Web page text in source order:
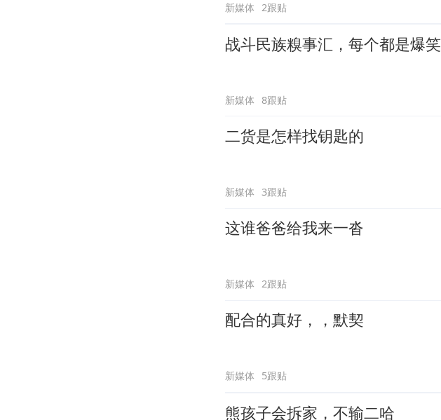
新媒体 2跟贴
战斗民族糗事汇，每个都是爆笑
新媒体 8跟贴
二货是怎样找钥匙的
新媒体 3跟贴
这谁爸爸给我来一沓
新媒体 2跟贴
配合的真好，，默契
新媒体 5跟贴
熊孩子会拆家，不输二哈